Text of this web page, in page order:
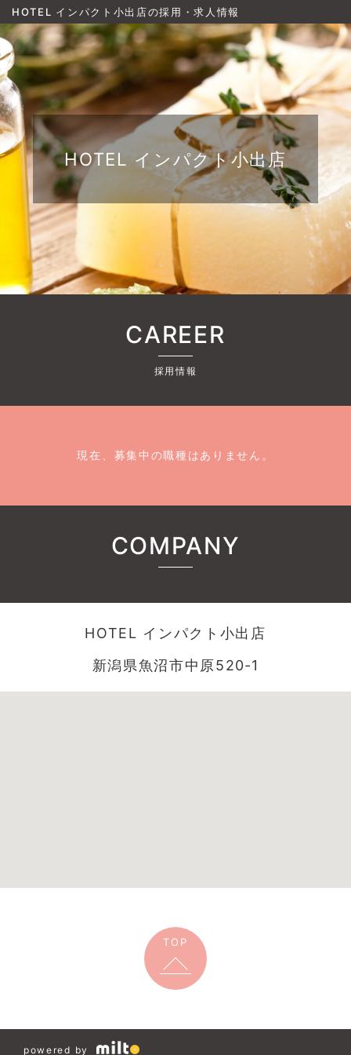
HOTEL インパクト小出店の採用・求人情報
HOTEL インパクト小出店
CAREER
採用情報
現在、募集中の職種はありません。
COMPANY
HOTEL インパクト小出店
新潟県魚沼市中原520‐1
TOP
powered by